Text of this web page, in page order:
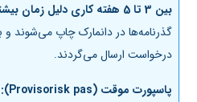
بین 3 تا 5 هفته کاری دلیل زمان بیشتر:
گذرنامه‌ها در دانمارک چاپ می‌شوند
درخواست ارسال می‌گردند.
پاسپورت موقت (Provisorisk pas):